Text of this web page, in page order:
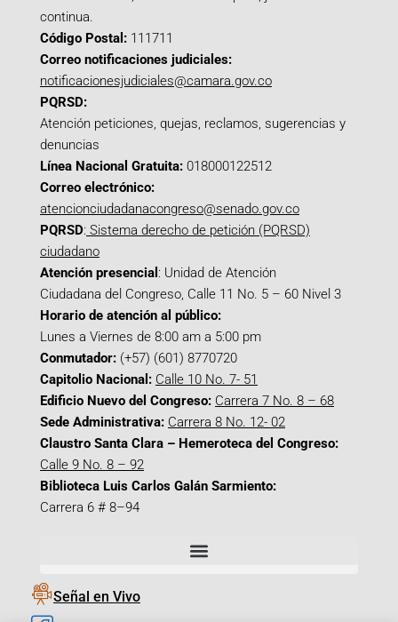
continua.
Código Postal: 111711
Correo notificaciones judiciales:
notificacionesjudiciales@camara.gov.co
PQRSD:
Atención peticiones, quejas, reclamos, sugerencias y
denuncias
Línea Nacional Gratuita: 018000122512
Correo electrónico:
atencionciudadanacongreso@senado.gov.co
PQRSD: Sistema derecho de petición (PQRSD)
ciudadano
Atención presencial : Unidad de Atención
Ciudadana del Congreso, Calle 11 No. 5 – 60 Nivel 3
Horario de atención al público:
Lunes a Viernes de 8:00 am a 5:00 pm
Conmutador: (+57) (601) 8770720
Capitolio Nacional: Calle 10 No. 7- 51
Edificio Nuevo del Congreso: Carrera 7 No. 8 – 68
Sede Administrativa: Carrera 8 No. 12- 02
Claustro Santa Clara – Hemeroteca del Congreso:
Calle 9 No. 8 – 92
Biblioteca Luis Carlos Galán Sarmiento:
Carrera 6 # 8–94
Señal en Vivo